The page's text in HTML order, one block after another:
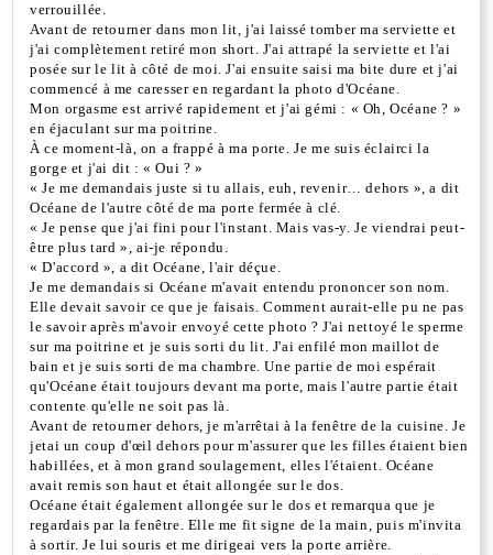
verrouillée.
Avant de retourner dans mon lit, j'ai laissé tomber ma serviette et
j'ai complètement retiré mon short. J'ai attrapé la serviette et l'ai
posée sur le lit à côté de moi. J'ai ensuite saisi ma bite dure et j'ai
commencé à me caresser en regardant la photo d'Océane.
Mon orgasme est arrivé rapidement et j'ai gémi : « Oh, Océane ? »
en éjaculant sur ma poitrine.
À ce moment-là, on a frappé à ma porte. Je me suis éclairci la
gorge et j'ai dit : « Oui ? »
« Je me demandais juste si tu allais, euh, revenir… dehors », a dit
Océane de l'autre côté de ma porte fermée à clé.
« Je pense que j'ai fini pour l'instant. Mais vas-y. Je viendrai peut-
être plus tard », ai-je répondu.
« D'accord », a dit Océane, l'air déçue.
Je me demandais si Océane m'avait entendu prononcer son nom.
Elle devait savoir ce que je faisais. Comment aurait-elle pu ne pas
le savoir après m'avoir envoyé cette photo ? J'ai nettoyé le sperme
sur ma poitrine et je suis sorti du lit. J'ai enfilé mon maillot de
bain et je suis sorti de ma chambre. Une partie de moi espérait
qu'Océane était toujours devant ma porte, mais l'autre partie était
contente qu'elle ne soit pas là.
Avant de retourner dehors, je m'arrêtai à la fenêtre de la cuisine. Je
jetai un coup d'œil dehors pour m'assurer que les filles étaient bien
habillées, et à mon grand soulagement, elles l'étaient. Océane
avait remis son haut et était allongée sur le dos.
Océane était également allongée sur le dos et remarqua que je
regardais par la fenêtre. Elle me fit signe de la main, puis m'invita
à sortir. Je lui souris et me dirigeai vers la porte arrière.